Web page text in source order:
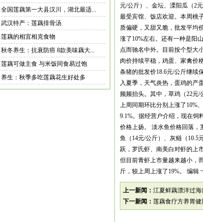
全国莲藕第一大县汉川，湖北最适...
武汉特产：莲藕排骨汤
莲藕的相宜相克食物
秋冬养生：抗衰防癌 8款美味藕大...
莲藕可做主食 与米饭同食易过饱
养生：秋季多吃莲藕花生好处多
元/公斤）、金坛、溧阳瓜（2
最受宾馆、饭店欢迎。本周桃
质偏硬，又甜又脆，批发平均
涨了10%左右。还有一种是阳
点而驰名中外。目前按个型大
肉价持续平稳，鸡蛋、家禽价
条猪的批发价18.6元/公斤继续
入夏季，天气炎热，蛋鸡的产
频频抬头。其中，草鸡（22元/
上周同期环比分别上涨了10%
9.1%。据经营户介绍，现在饲
价格上扬。 淡水鱼价格回落，
鱼（14元/公斤）、灰鲢（10.5
跃，罗氏虾、南美白对虾的上
但目前青虾上市量越来越小，
斤，较上周上涨了19%。 编辑
上一新闻： 江夏鲜藕漂洋过海
下一新闻： 莲藕食疗方养胃